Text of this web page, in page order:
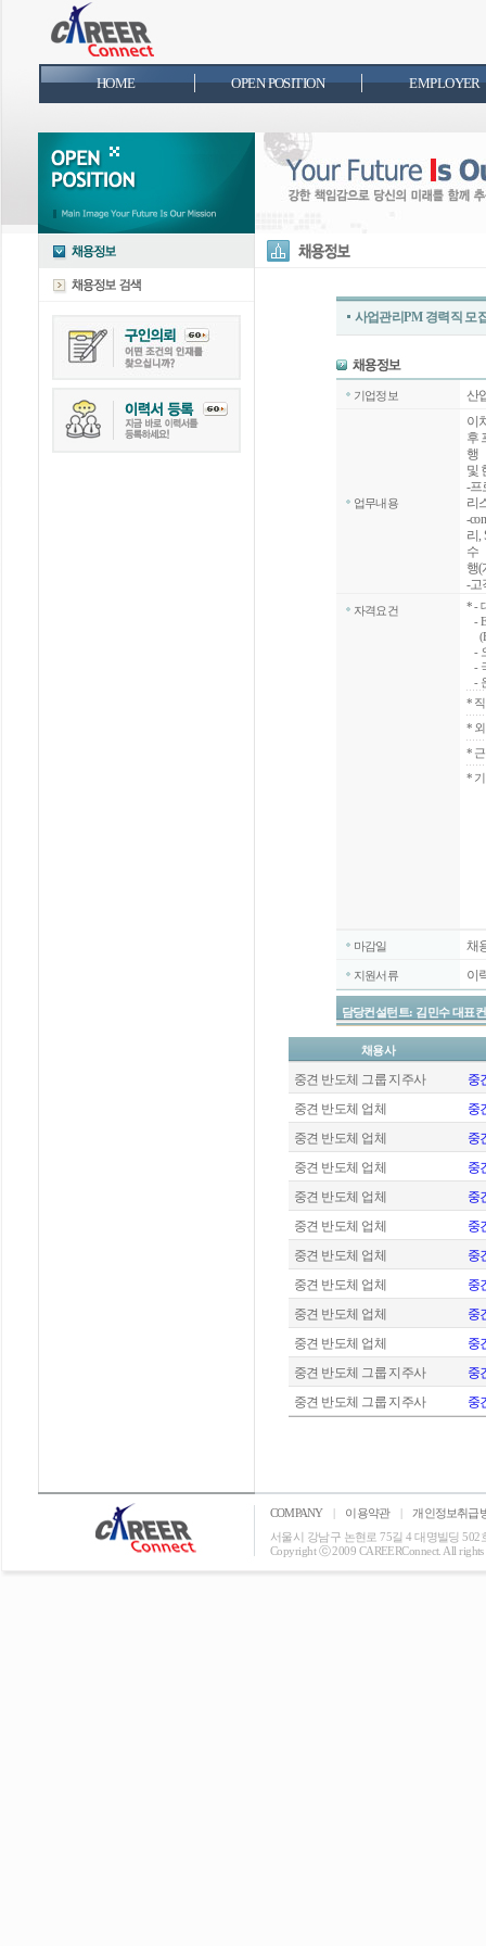
HOME OPEN POSITION EMPLOYER
사업관리PM 경력직 모
기업정보 산
업무내용
이
후
행
및
-프
리
-
리,
수
행(
-고
자격요건 *-
-
-
-
-
*
*
*
*
마감일 채
지원서류 이
담당컨설턴트: 김민수 대표
채용사
중견 반도체 그룹 지주사
중
중견 반도체 업체
중
중견 반도체 업체
중
중견 반도체 업체
중
중견 반도체 업체
중
중견 반도체 업체
중
중견 반도체 업체
중
중견 반도체 업체
중
중견 반도체 업체
중
중견 반도체 업체
중
중견 반도체 그룹 지주사
중
중견 반도체 그룹 지주사
중
COMPANY | 이용약관 |
개인정보취급
서울시 강남구 논현로 75길 4 대명빌딩 502
Copyright ⓒ 2009 CAREERConnect. All rights